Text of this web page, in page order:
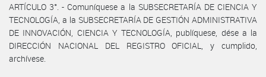
ARTÍCULO 3°. - Comuníquese a la SUBSECRETARÍA DE CIENCIA Y
TECNOLOGÍA, a la SUBSECRETARÍA DE GESTIÓN ADMINISTRATIVA
DE INNOVACIÓN, CIENCIA Y TECNOLOGÍA, publíquese, dése a la
DIRECCIÓN NACIONAL DEL REGISTRO OFICIAL, y cumplido,
archívese.